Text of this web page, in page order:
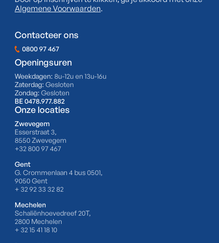
Algemene Voorwaarden.
Contacteer ons
0800 97 467
Openingsuren
Weekdagen: 8u-12u en 13u-16u
Zaterdag: Gesloten
Zondag: Gesloten
BE 0478.977.882
Onze locaties
Zwevegem
Esserstraat 3,
8550 Zwevegem
+32 800 97 467
Gent
G. Crommenlaan 4 bus 0501,
9050 Gent
+ 32 92 33 32 82
Mechelen
Schaliënhoevedreef 20T,
2800 Mechelen
+ 32 15 41 18 10